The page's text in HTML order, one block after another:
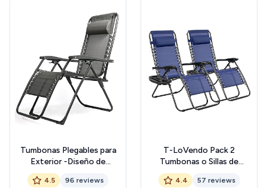
Tumbonas Plegables para
Exterior -Diseño de
Gravedad Cero para Jardín,
Playa, Piscina y Terraza -
4.5 96 reviews
T-LoVendo Pack 2
Tumbonas o Sillas de
Exterior Plegables para
jardín, Playa, Piscina,
4.4 57 reviews